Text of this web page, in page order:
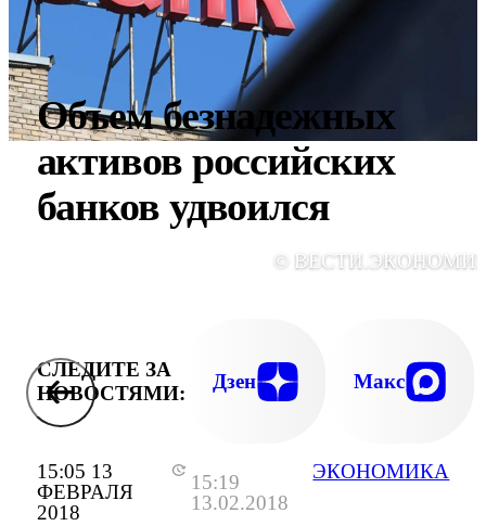
15:05 13
ФЕВРАЛЯ
2018
15:19
13.02.2018
ЭКОНОМИКА
Объем безнадежных
активов российских
банков удвоился
©
СЛЕДИТЕ ЗА
НОВОСТЯМИ:
Дзен Макс